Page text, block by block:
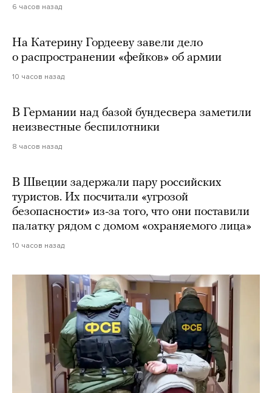
6 часов назад
На Катерину Гордееву завели дело
о распространении «фейков» об армии
10 часов назад
В Германии над базой бундесвера заметили
неизвестные беспилотники
8 часов назад
В Швеции задержали пару российских
туристов. Их посчитали «угрозой
безопасности» из-за того, что они поставили
палатку рядом с домом «охраняемого лица»
10 часов назад